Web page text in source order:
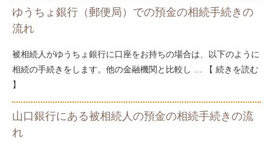
ゆうちょ銀行（郵便局）での預金の相続手続きの
流れ
被相続人がゆうちょ銀行に口座をお持ちの場合は、以下のように
相続の手続きをします。他の金融機関と比較し …
続きを読む
山口銀行にある被相続人の預金の相続手続きの流
れ